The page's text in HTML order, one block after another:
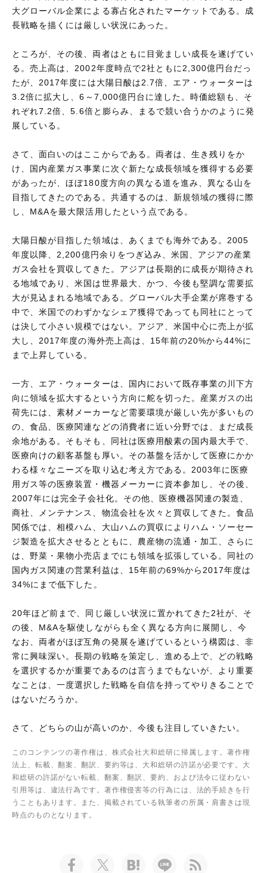
大グローバル企業による寡占化されたマーケットである。成
長戦略を描くには厳しい状況にあった。
ところが、その後、両者はともに目覚ましい成長を遂げてい
る。売上高は、2002年度時点で2社ともに2,300億円台だっ
たが、2017年度には大陽日酸は2.7倍、エア・ウォーターは
3.2倍に拡大し、6～7,000億円台に達した。時価総額も、そ
れぞれ7.2倍、5.6倍と膨らみ、まるで競い合うかのように発
展している。
さて、面白いのはここからである。両者は、生き残りをか
け、国内産業ガス事業に次ぐ新たな成長領域を獲得する必要
があったが、ほぼ180度方向の異なる道を進み、異なる山を
目指してきたのである。共通するのは、新規領域の獲得に際
し、M&Aを最大限活用したという点である。
大陽日酸が目指した領域は、あくまでも海外である。2005
年度以降、2,200億円余りをつぎ込み、米国、アジアの産業
ガス会社を買収してきた。アジアは長期的に成長が期待され
る地域であり、米国は世界最大、かつ、今後も堅調な需要拡
大が見込まれる地域である。グローバル大手企業が席巻する
中で、米国でのわずかなシェア獲得であっても同社にとって
は決して小さい規模ではない。アジア、米国中心に売上が拡
大し、2017年度の海外売上高は、15年前の20%から44%に
まで上昇している。
一方、エア・ウォーターは、国内において既存事業の川下方
向に領域を拡大するという方向に舵を切った。産業ガスの出
荷先には、素材メーカーなど需要環境が厳しい先が多いもの
の、食品、医療関連などの消費者に近い分野では、まだ成長
余地がある。そもそも、同社は医療用酸素の国内最大手で、
医療向けの顧客基盤も厚い。その基盤を活かして医療にかか
わる様々なニーズを取り込む考え方である。2003年に医療
用ガス等の医療装置・機器メーカーに資本参加し、その後、
2007年には完全子会社化。その他、医療機器関連の製造、
商社、メンテナンス、物流会社を次々と買収してきた。食品
関係では、相模ハム、大山ハムの買収によりハム・ソーセー
ジ製造を拡大させるとともに、農産物の流通・加工、さらに
は、野菜・果物小売店までにも領域を拡張している。同社の
国内ガス関連の営業利益は、15年前の69%から2017年度は
34%にまで低下した。
20年ほど前まで、同じ厳しい状況に置かれてきた2社が、そ
の後、M&Aを駆使しながらも全く異なる方向に展開し、今
なお、両者がほぼ互角の発展を遂げているという構図は、非
常に興味深い。長期の戦略を策定し、進める上で、どの戦略
を選択するかが重要であるのは言うまでもないが、より重要
なことは、一度選択した戦略を自信を持ってやりきることで
はないだろうか。
さて、どちらの山が高いのか、今後も注目していきたい。
このコンテンツの著作権は、株式会社大和総研に帰属します。著作権
法上、転載、翻案、翻訳、要約等は、大和総研の許諾が必要です。大
和総研の許諾がない転載、翻案、翻訳、要約、および法令に従わない
引用等は、違法行為です。著作権侵害等の行為には、法的手続きを行
うこともあります。また、掲載されている執筆者の所属・肩書きは現
時点のものとなります。